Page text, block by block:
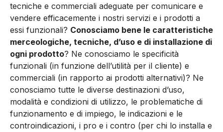
tecniche e commerciali adeguate per comunicare e
vendere efficacemente i nostri servizi e i prodotti a
essi funzionali? Conosciamo bene le caratteristiche
merceologiche, tecniche, d’uso e di installazione di
ogni prodotto? Ne conosciamo le specificità
funzionali (in funzione dell’utilità per il cliente) e
commerciali (in rapporto ai prodotti alternativi)? Ne
conosciamo tutte le diverse destinazioni d’uso,
modalità e condizioni di utilizzo, le problematiche di
funzionamento e di impiego, le indicazioni e le
controindicazioni, i pro e i contro (per chi lo installa e